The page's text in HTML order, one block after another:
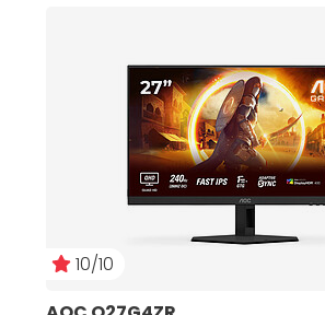
10/10